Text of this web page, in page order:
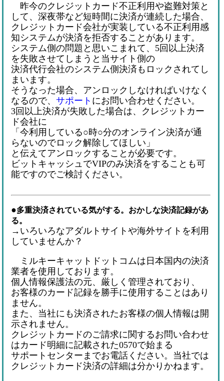
昨今のクレジットカード不正利用や盗難対策と
して、深夜帯など短時間に決済が連続した場合、
クレジットカード会社が実装している不正利用感
知システムが決済を拒否することがあります。
システム側の問題と思いこまれて、5回以上決済
を失敗させてしまうと当サイト側の
決済代行会社のシステム側決済もロックされてし
まいます。
そうなった場合、アンロックしなければいけなく
なるので、 サポート にお問い合わせください。
3回以上決済が失敗した場合は、クレジットカー
ド会社に
「今利用している○時○分のオンライン決済が通
らないのでロック解除してほしい」
と伝えてアンロックすることが必要です。
ビットキャッシュでVIPのみ決済をすることも可
能ですのでご検討ください。
●多重決済されている気がする。おかしな決済記録があ
る。
→いろいろなアダルトサイトや海外サイトを利用
していませんか？
ミルキーキャットドットコムは日本国内の決済
業者を使用しております。
個人情報保護法の元、厳しく管理されており、
お客様のカード記録を勝手に使用することはあり
ません。
また、当社にも決済されたお客様の個人情報は開
示されません。
クレジットカードのご請求に関するお問い合わせ
はカード明細に記載された0570で始まる
サポートセンターまでお電話ください。当社では
クレジットカード決済の詳細は分かりかねます。